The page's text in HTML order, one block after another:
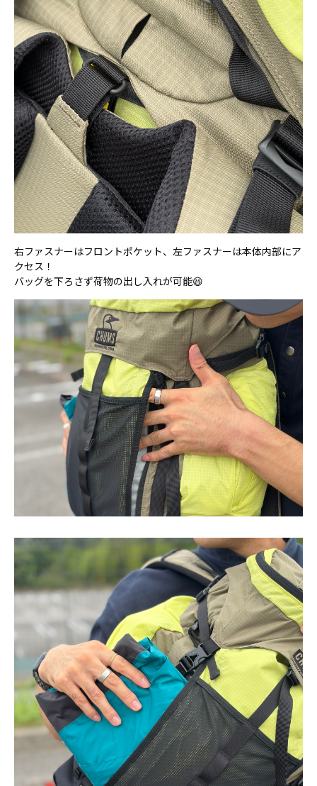
右ファスナーはフロントポケット、左ファスナーは本体内部にア
クセス！
バッグを下ろさず荷物の出し入れが可能😆